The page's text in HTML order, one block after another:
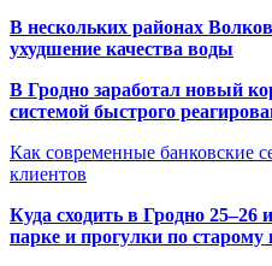
В нескольких районах
ухудшение качества воды
В Гродно заработал новый
системой быстрого
Как современные банковские
клиентов
Куда сходить в Гродно
парке и прогулки по старому